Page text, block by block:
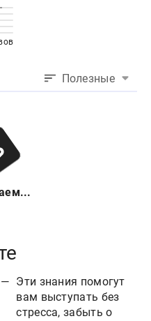
Полезные
Эти знания помогут
вам выступать без
стресса, забыть о